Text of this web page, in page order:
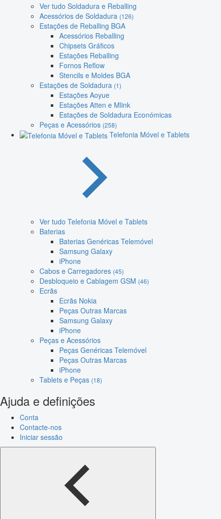
Ver tudo Soldadura e Reballing
Acessórios de Soldadura (126)
Estações de Reballing BGA
Acessórios Reballing
Chipsets Gráficos
Estações Reballing
Fornos Reflow
Stencils e Moldes BGA
Estações de Soldadura (1)
Estações Aoyue
Estações Atten e Mlink
Estações de Soldadura Económicas
Peças e Acessórios (258)
Telefonia Móvel e Tablets
Ver tudo Telefonia Móvel e Tablets
Baterias
Baterias Genéricas Telemóvel
Samsung Galaxy
iPhone
Cabos e Carregadores (45)
Desbloqueio e Cablagem GSM (46)
Ecrãs
Ecrãs Nokia
Peças Outras Marcas
Samsung Galaxy
iPhone
Peças e Acessórios
Peças Genéricas Telemóvel
Peças Outras Marcas
iPhone
Tablets e Peças (18)
Ajuda e definições
Conta
Contacte-nos
Iniciar sessão